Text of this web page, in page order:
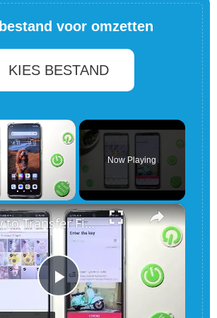
voor omzetten
KIES BESTAND
×
Now Playing
×
Play
How to Transfer Files from XIAOMI Device to XIAOMI Redmi Note 12 - sSend Anywhere App